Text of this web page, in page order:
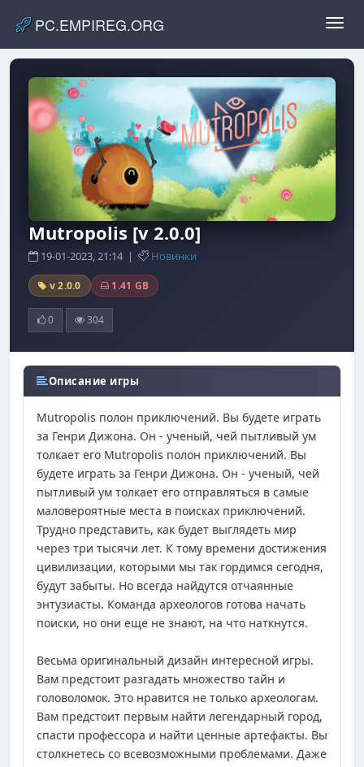
PC.EMPIREG.ORG
Mutropolis [v 2.0.0]
19-01-2023, 21:14 | Новинки
v 2.0.0 1.41 GB
0 304
Описание игры
Mutropolis полон приключений. Вы будете играть
за Генри Дижона. Он - ученый, чей пытливый ум
толкает его Mutropolis полон приключений. Вы
будете играть за Генри Дижона. Он - ученый, чей
пытливый ум толкает его отправляться в самые
маловероятные места в поисках приключений.
Трудно представить, как будет выглядеть мир
через три тысячи лет. К тому времени достижения
цивилизации, которыми мы так гордимся сегодня,
будут забыты. Но всегда найдутся отчаянные
энтузиасты. Команда археологов готова начать
поиски, но они еще не знают, на что наткнутся.
Весьма оригинальный дизайн интересной игры.
Вам предстоит разгадать множество тайн и
головоломок. Это нравится не только археологам.
Вам предстоит первым найти легендарный город,
спасти профессора и найти ценные артефакты. Вы
столкнетесь со всевозможными проблемами. Даже